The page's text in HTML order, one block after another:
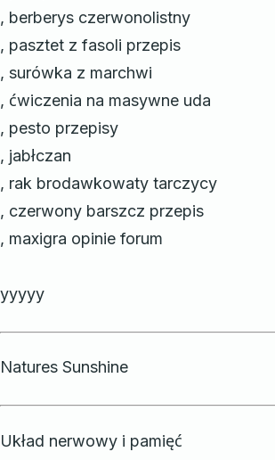
, berberys czerwonolistny
, pasztet z fasoli przepis
, surówka z marchwi
, ćwiczenia na masywne uda
, pesto przepisy
, jabłczan
, rak brodawkowaty tarczycy
, czerwony barszcz przepis
, maxigra opinie forum
yyyyy
Natures Sunshine
Układ nerwowy i pamięć